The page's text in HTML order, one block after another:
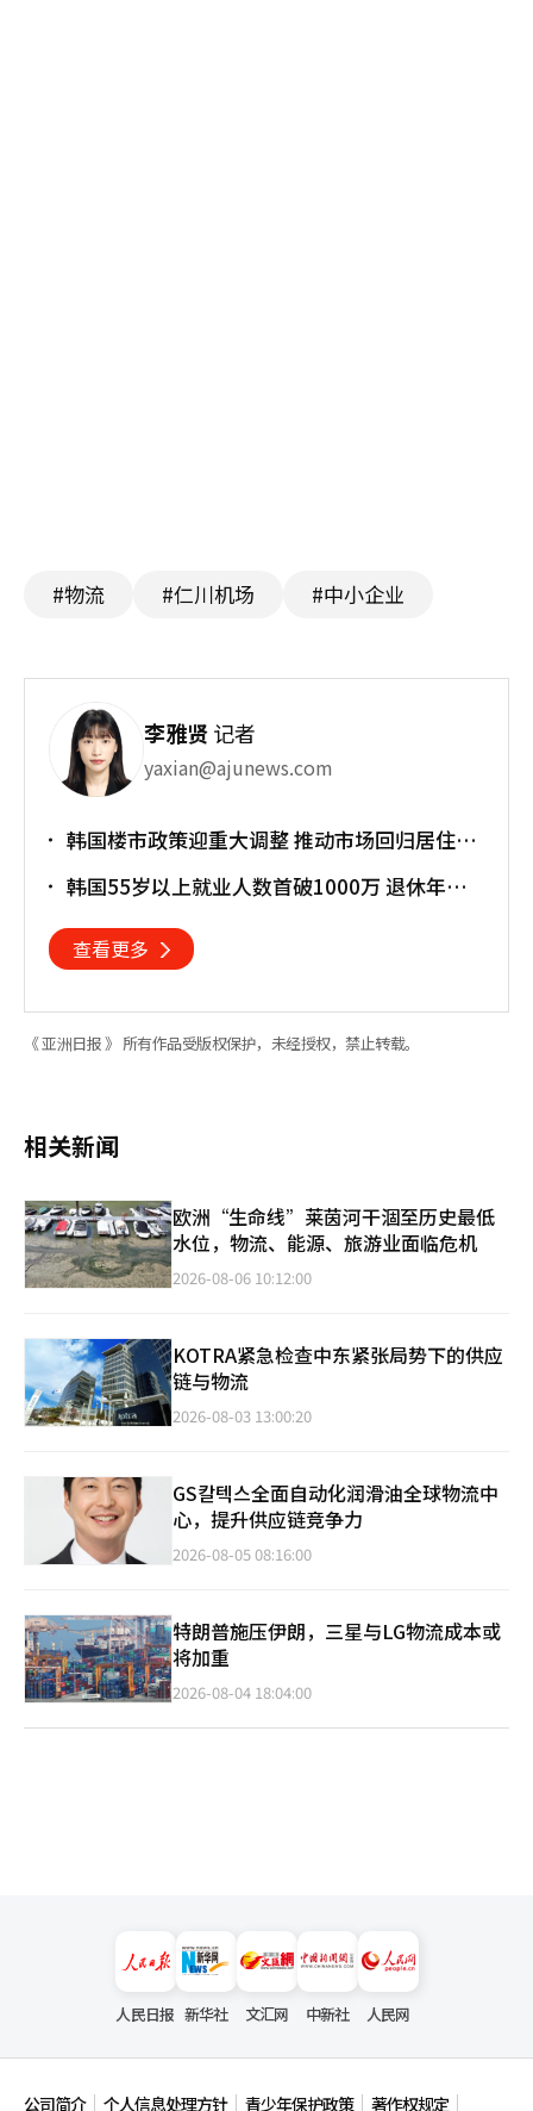
#物流 #仁川机场 #中小企业
李雅贤记者
yaxian@ajunews.com
韩国楼市政策迎重大调整 推动市场回归居住属
韩国55岁以上就业人数首破1000万 退休年龄
查看更多
《 亚洲日报 》 所有作品受版权保护，未经授权，禁止转载。
相关新闻
欧洲“生命线”莱茵河干涸至历史最低
水位，物流、能源、旅游业面临危机
2026-08-06 10:12:00
KOTRA紧急检查中东紧张局势下的供应
链与物流
2026-08-03 13:00:20
GS칼텍스全面自动化润滑油全球物流中
心，提升供应链竞争力
2026-08-05 08:16:00
特朗普施压伊朗，三星与LG物流成本或
将加重
2026-08-04 18:04:00
人民日报 新华社 文汇网 中新社 人民网
公司简介 个人信息处理方针 青少年保护政策 著作权规定